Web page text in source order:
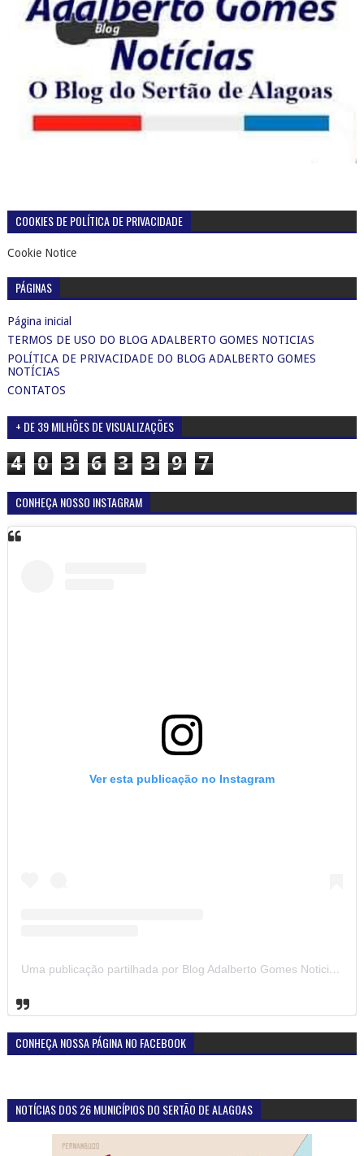
COOKIES DE POLÍTICA DE PRIVACIDADE
Cookie Notice
PÁGINAS
Página inicial
TERMOS DE USO DO BLOG ADALBERTO GOMES NOTICIAS
POLÍTICA DE PRIVACIDADE DO BLOG ADALBERTO GOMES
NOTÍCIAS
CONTATOS
+ DE 39 MILHÕES DE VISUALIZAÇÕES
4 0 3 6 3 3 9 7
CONHEÇA NOSSO INSTAGRAM
Ver esta publicação no Instagram
Uma publicação partilhada por Blog Adalberto Gomes Noticias (@blogadalbertogomesnoticiass)
CONHEÇA NOSSA PÁGINA NO FACEBOOK
NOTÍCIAS DOS 26 MUNICÍPIOS DO SERTÃO DE ALAGOAS